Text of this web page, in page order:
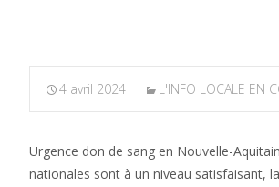
4 avril 2024 L'INFO LOCALE EN
Urgence don de sang en Nouvelle-
nationales sont à un niveau satisfaisant,